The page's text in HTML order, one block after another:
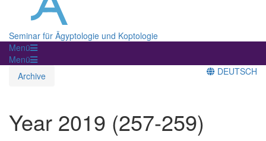
Seminar für Ägyptologie und Koptologie
Menü
Menü
Archive
DEUTSCH
Year 2019 (257-259)